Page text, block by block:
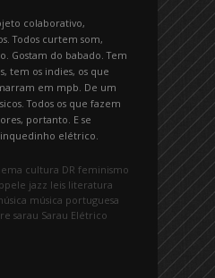
colaborativo,
Todos curtem som,
Gostam do babado. Tem
tem os indies, os que
em mpb. De um
Todos os que fazem
portanto. E se
elétrico.
cultura DR feminismo
jazz leis literatura
música portuguesa
sarau Sarau Elétrico